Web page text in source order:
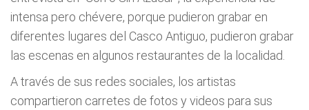
intensa pero chévere, porque pudieron grabar en
diferentes lugares del Casco Antiguo, pudieron grabar
las escenas en algunos restaurantes de la localidad.
A través de sus redes sociales, los artistas
compartieron carretes de fotos y videos para sus